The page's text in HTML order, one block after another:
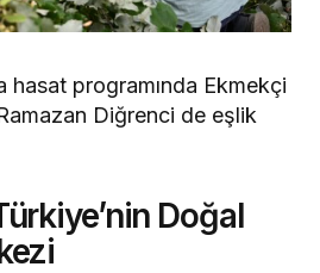
hasat programında Ekmekçi
Diğrenci de eşlik
Doğal